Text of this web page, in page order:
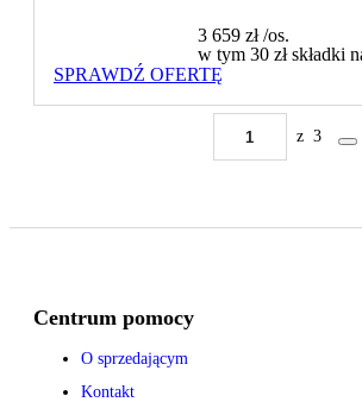
3 659 zł/os.
w tym 30 zł składki
SPRAWDŹ OFERTĘ
z 3
Centrum pomocy
O sprzedającym
Kontakt